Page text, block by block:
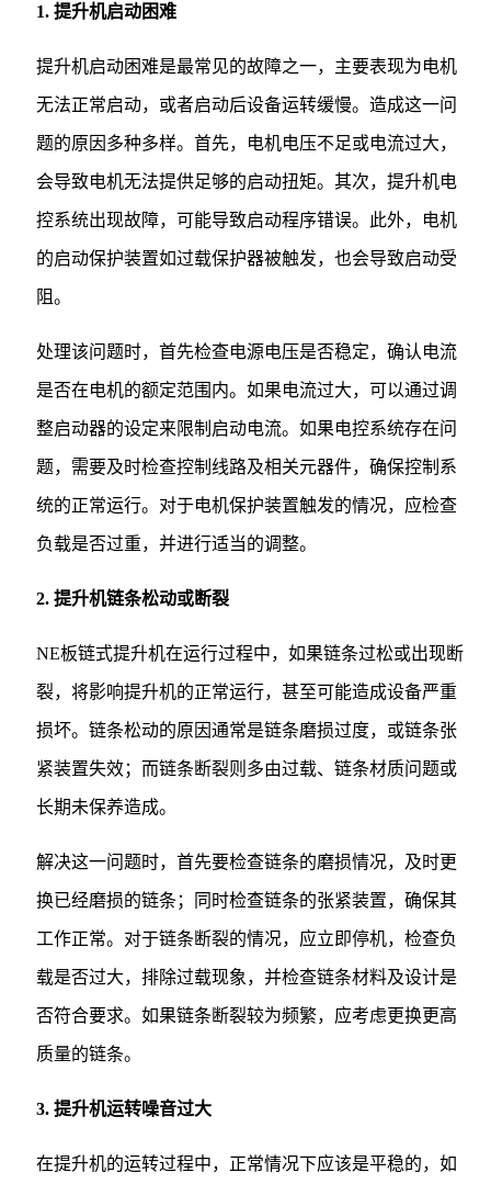
1. 提升机启动困难
提升机启动困难是最常见的故障之一，主要表现为电机
无法正常启动，或者启动后设备运转缓慢。造成这一问
题的原因多种多样。首先，电机电压不足或电流过大，
会导致电机无法提供足够的启动扭矩。其次，提升机电
控系统出现故障，可能导致启动程序错误。此外，电机
的启动保护装置如过载保护器被触发，也会导致启动受
阻。
处理该问题时，首先检查电源电压是否稳定，确认电流
是否在电机的额定范围内。如果电流过大，可以通过调
整启动器的设定来限制启动电流。如果电控系统存在问
题，需要及时检查控制线路及相关元器件，确保控制系
统的正常运行。对于电机保护装置触发的情况，应检查
负载是否过重，并进行适当的调整。
2. 提升机链条松动或断裂
NE板链式提升机在运行过程中，如果链条过松或出现断
裂，将影响提升机的正常运行，甚至可能造成设备严重
损坏。链条松动的原因通常是链条磨损过度，或链条张
紧装置失效；而链条断裂则多由过载、链条材质问题或
长期未保养造成。
解决这一问题时，首先要检查链条的磨损情况，及时更
换已经磨损的链条；同时检查链条的张紧装置，确保其
工作正常。对于链条断裂的情况，应立即停机，检查负
载是否过大，排除过载现象，并检查链条材料及设计是
否符合要求。如果链条断裂较为频繁，应考虑更换更高
质量的链条。
3. 提升机运转噪音过大
在提升机的运转过程中，正常情况下应该是平稳的，如